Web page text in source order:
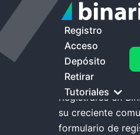
Registro
Acceso
Depósito
Retirar
Tutoriales
Inicio Binarium
Registrarse en
su creciente
formulario de